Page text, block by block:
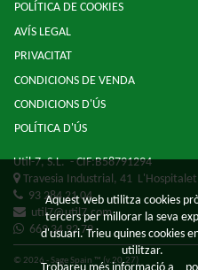
POLÍTICA DE COOKIES
AVÍS LEGAL
PRIVACITAT
CONDICIONS DE VENDA
CONDICIONS D'ÚS
POLÍTICA D'ÚS
Util-7, S.L.- CIF:B58791294
Travesia Industrial, 41
93 284 21 04
util7@util7.com
669 34 92 79
© 2026 - Sage Spain ™ (v.20.27)
Aquest web utilitza cookies
tercers per millorar la seva
d'usuari. Trieu quines cookies
utilitzar.